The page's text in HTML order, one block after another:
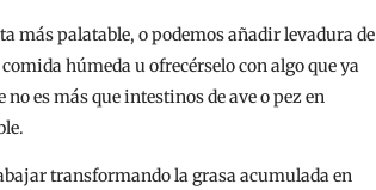
más palatable, o podemos añadir levadura de
húmeda u ofrecérselo con algo que ya
es más que intestinos de ave o pez en
transformando la grasa acumulada en